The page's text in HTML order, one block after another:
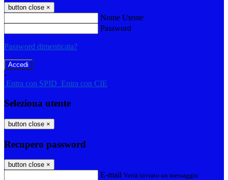
button close ×
Nome Utente
Password
Password dimenticata?
-
Entra con SPID Entra con CIE
Seleziona utente
button close ×
Recupero password
button close ×
E-mail Verrà inviato un messaggio